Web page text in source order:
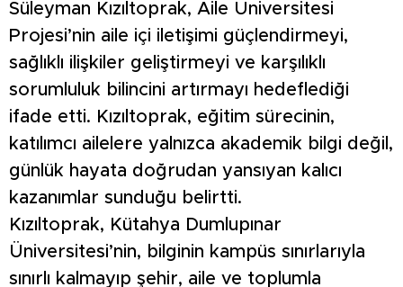
Süleyman Kızıltoprak, Aile Üniversitesi
Projesi’nin aile içi iletişimi güçlendirmeyi,
sağlıklı ilişkiler geliştirmeyi ve karşılıklı
sorumluluk bilincini artırmayı hedeflediği
ifade etti. Kızıltoprak, eğitim sürecinin,
katılımcı ailelere yalnızca akademik bilgi değil,
günlük hayata doğrudan yansıyan kalıcı
kazanımlar sunduğu belirtti.
Kızıltoprak, Kütahya Dumlupınar
Üniversitesi’nin, bilginin kampüs sınırlarıyla
sınırlı kalmayıp şehir, aile ve toplumla